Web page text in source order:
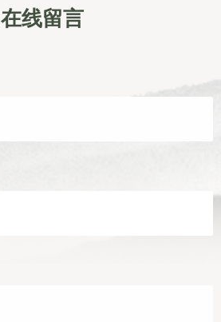
在线留言